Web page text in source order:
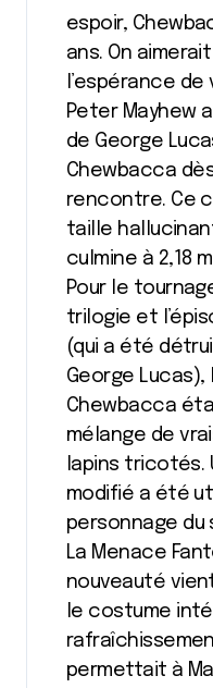
espoir,
ans. On
l’espérance de
Peter Mayhew
de George
Chewbacca
rencontre. Ce
taille
culmine à 2,18
Pour le
trilogie et
(qui a été
George
Chewbacca
mélange de
lapins tricotés.
modifié a été
personnage du
La Menace
nouveauté
le costume
permettait à